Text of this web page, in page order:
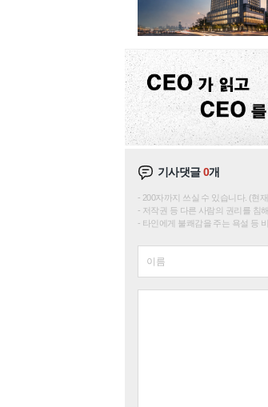
기사댓글0개
200자까지 쓰실 수 있습니다. (현
저작권 등 다른 사람의 권리를 침
타인에게 불쾌감을 주는 욕설 등